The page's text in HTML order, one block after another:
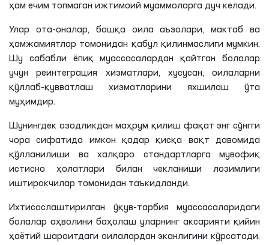
ҳам ечим топмаган ижтимоий муаммоларга дуч келади.
Улар ота-оналар, бошқа оила аъзолари, мактаб ва
ҳамжамиятлар томонидан қабул қилинмаслиги мумкин.
Шу сабабли ёпиқ муассасалардан қайтган болалар
учун реинтеграция хизматлари, хусусан, оилаларни
қўллаб-қувватлаш хизматларини яхшилаш ўта
муҳимдир.
Шунингдек озодликдан маҳрум қилиш фақат энг сўнгги
чора сифатида имкон қадар қисқа вақт давомида
қўлланилиши ва халқаро стандартларга мувофиқ
истисно ҳолатлари билан чекланиши лозимлиги
иштирокчилар томонидан таъкидланди.
Ихтисослаштирилган ўқув-тарбия муассасаларидаги
болалар аҳволини баҳолаш уларнинг аксарияти қийин
ҳаётий шароитдаги оилалардан эканлигини кўрсатади.